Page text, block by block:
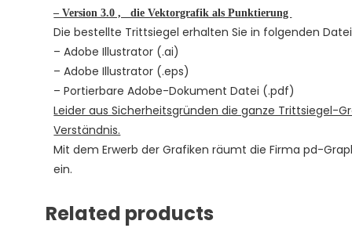
– Version 3.0 , die Vektorgrafik als Punktierung
Die bestellte Trittsiegel erhalten Sie in folgenden
– Adobe Illustrator (.ai)
– Adobe Illustrator (.eps)
– Portierbare Adobe-Dokument Datei (.pdf)
Leider aus Sicherheitsgründen die ganze Trittsiegel-
Verständnis.
Mit dem Erwerb der Grafiken räumt die Firma pd-
ein.
Related products